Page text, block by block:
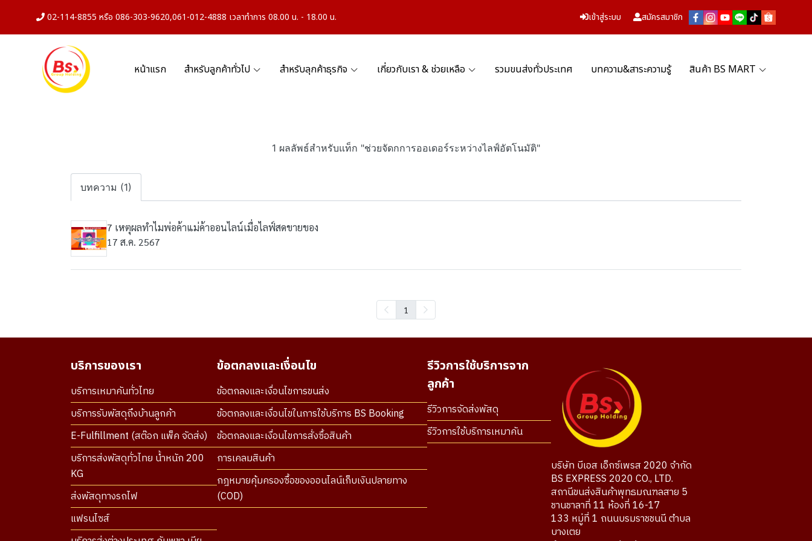
02-114-8855 หรือ 086-303-9620,061-012-4888 เวลาทำการ 08.00 น. - 18.00 น. เข้าสู่ระบบ สมัครสมาชิก
หน้าแรก สำหรับลูกค้าทั่วไป สำหรับลุกค้าธุรกิจ เกี่ยวกับเรา & ช่วยเหลือ รวมขนส่งทั่วประเทศ บทความ&สาระความรู้ สินค้า BS MART
1 ผลลัพธ์สำหรับแท็ก "ช่วยจัดกการออเดอร์ระหว่างไลฟ์อัตโนมัติ"
บทความ (1)
7 เหตุผลทำไมพ่อค้าแม่ค้าออนไลน์เมื่อไลฟ์สดขายของ
17 ส.ค. 2567
1
บริการของเรา
บริการเหมาคันทั่วไทย
บริการรับพัสดุถึงบ้านลูกค้า
E-Fulfillment (สต๊อก แพ็ค จัดส่ง)
บริการส่งพัสดุทั่วไทย น้ำหนัก 200
KG
ส่งพัสดุทางรถไฟ
แฟรนไซส์
ข้อตกลงและเงื่อนไข
ข้อตกลงและเงื่อนไขการขนส่ง
ข้อตกลงและเงื่อนไขในการใช้บริการ BS Booking
ข้อตกลงและเงื่อนไขการสั่งซื้อสินค้า
การเคลมสินค้า
กฎหมายคุ้มครองซื้อของออนไลน์เก็บเงินปลายทาง
(COD)
รีวิวการใช้บริการจาก
ลูกค้า
รีวิวการจัดส่งพัสดุ
รีวิวการใช้บริการเหมาคัน
บริษัท บีเอส เอ็กซ์เพรส 2020 จำกัด
BS EXPRESS 2020 CO., LTD.
สถานีขนส่งสินค้าพุทธมณฑลสาย 5
ชานชาลาที่ 11 ห้องที่ 16-17
133 หมู่ที่ 1 ถนนบรมราชชนนี ตำบล
บางเตย